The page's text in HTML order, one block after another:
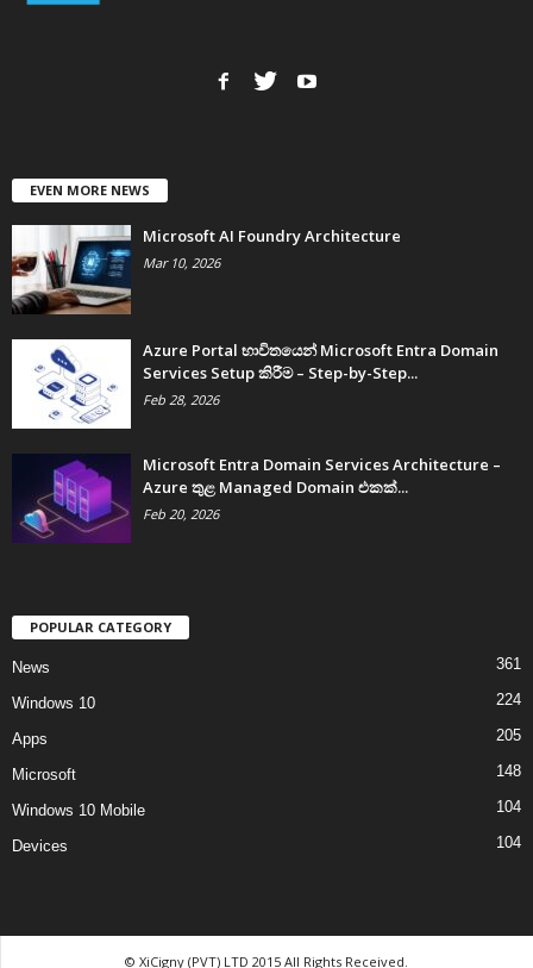
EVEN MORE NEWS
Microsoft AI Foundry Architecture
Mar 10, 2026
Azure Portal භාවිතයෙන් Microsoft Entra Domain
Services Setup කිරීම – Step-by-Step...
Feb 28, 2026
Microsoft Entra Domain Services Architecture –
Azure තුළ Managed Domain එකක්...
Feb 20, 2026
POPULAR CATEGORY
News 361
Windows 10 224
Apps 205
Microsoft 148
Windows 10 Mobile 104
Devices 104
© XiCigny (PVT) LTD 2015 All Rights Received.